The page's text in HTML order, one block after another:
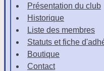
Présentation du club
Historique
Liste des membres
Statuts et fiche
Boutique
Contact